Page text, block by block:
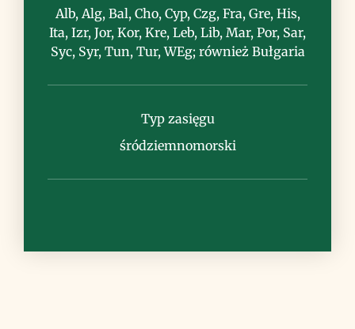
Alb, Alg, Bal, Cho, Cyp, Czg, Fra, Gre, His,
Ita, Izr, Jor, Kor, Kre, Leb, Lib, Mar, Por, Sar,
Syc, Syr, Tun, Tur, WEg; również Bułgaria
Typ zasięgu
śródziemnomorski